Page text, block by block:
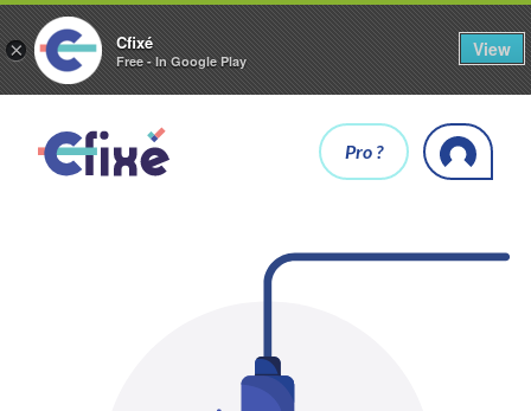
× Cfixé
Free - In Google Play
View
Pro ?